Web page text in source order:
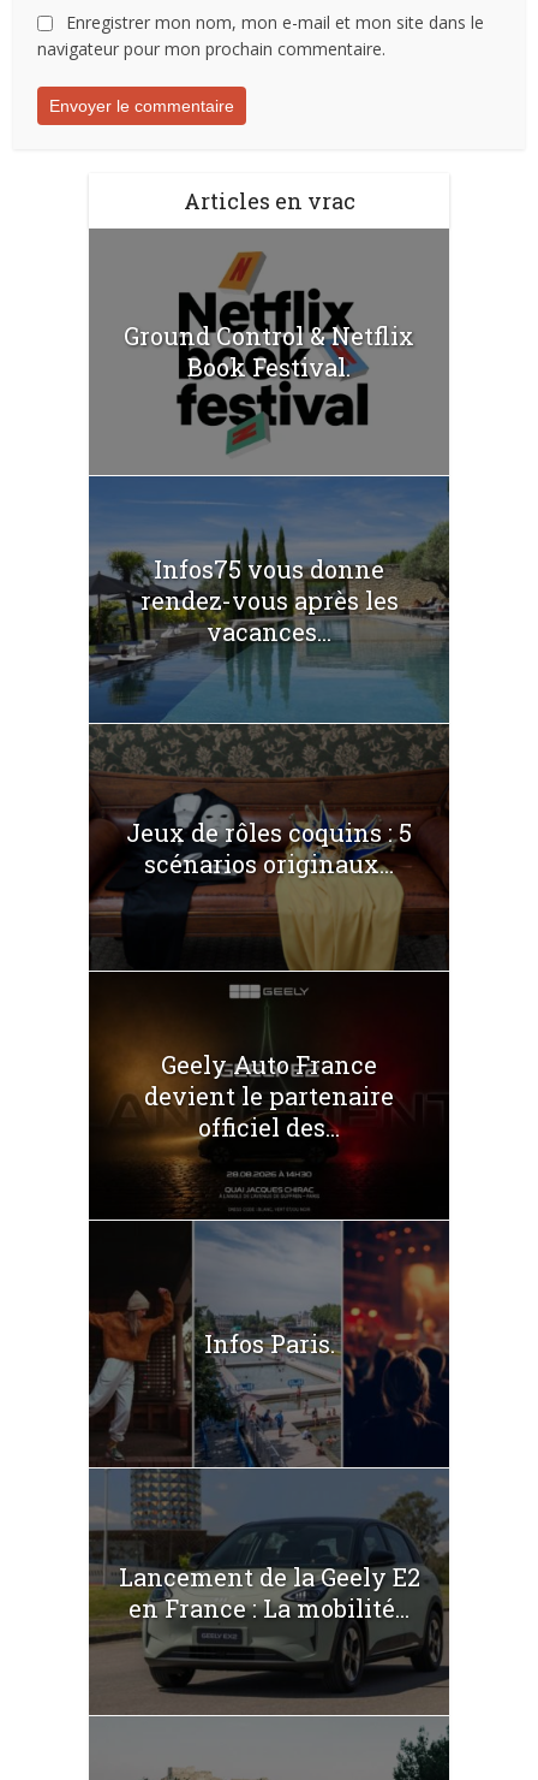
Enregistrer mon nom, mon e-mail et mon site dans le
navigateur pour mon prochain commentaire.
Articles en vrac
Ground Control & Netflix
Book Festival.
Infos75 vous donne
rendez-vous après les
vacances...
Jeux de rôles coquins : 5
scénarios originaux...
Geely Auto France
devient le partenaire
officiel des...
Infos Paris.
Lancement de la Geely E2
en France : La mobilité...